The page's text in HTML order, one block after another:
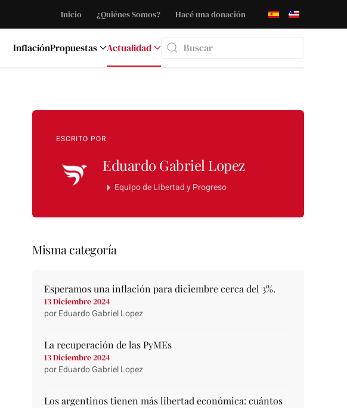
Inicio ¿Quiénes Somos? Hacé una donación
InflaciónPropuestas
Actualidad
Type 2 or more characters for results.
ESCRITO POR
Eduardo Gabriel Lopez
Equipo de Libertad y Progreso
Misma categoría
Esperamos una inflación para diciembre cerca del 3%.
13 Diciembre 2024
por Eduardo Gabriel Lopez
La recuperación de las PyMEs
13 Diciembre 2024
por Eduardo Gabriel Lopez
Los argentinos tienen más libertad económica: cuántos